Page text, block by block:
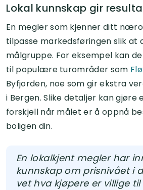
Lokal kunnskap gir
En megler som kjenner ditt
tilpasse markedsføringen slik at
målgruppe. For eksempel kan
til populære turområder som
Byfjorden, noe som gir ekstra
i Bergen. Slike detaljer kan gjøre
forskjell når målet er å oppnå
boligen din.
En lokalkjent megler har
kunnskap om prisnivået i
vet hva kjøpere er villige